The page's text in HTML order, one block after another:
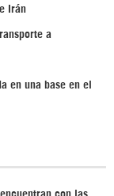
Irán
a
en una base en el
encuentran con las